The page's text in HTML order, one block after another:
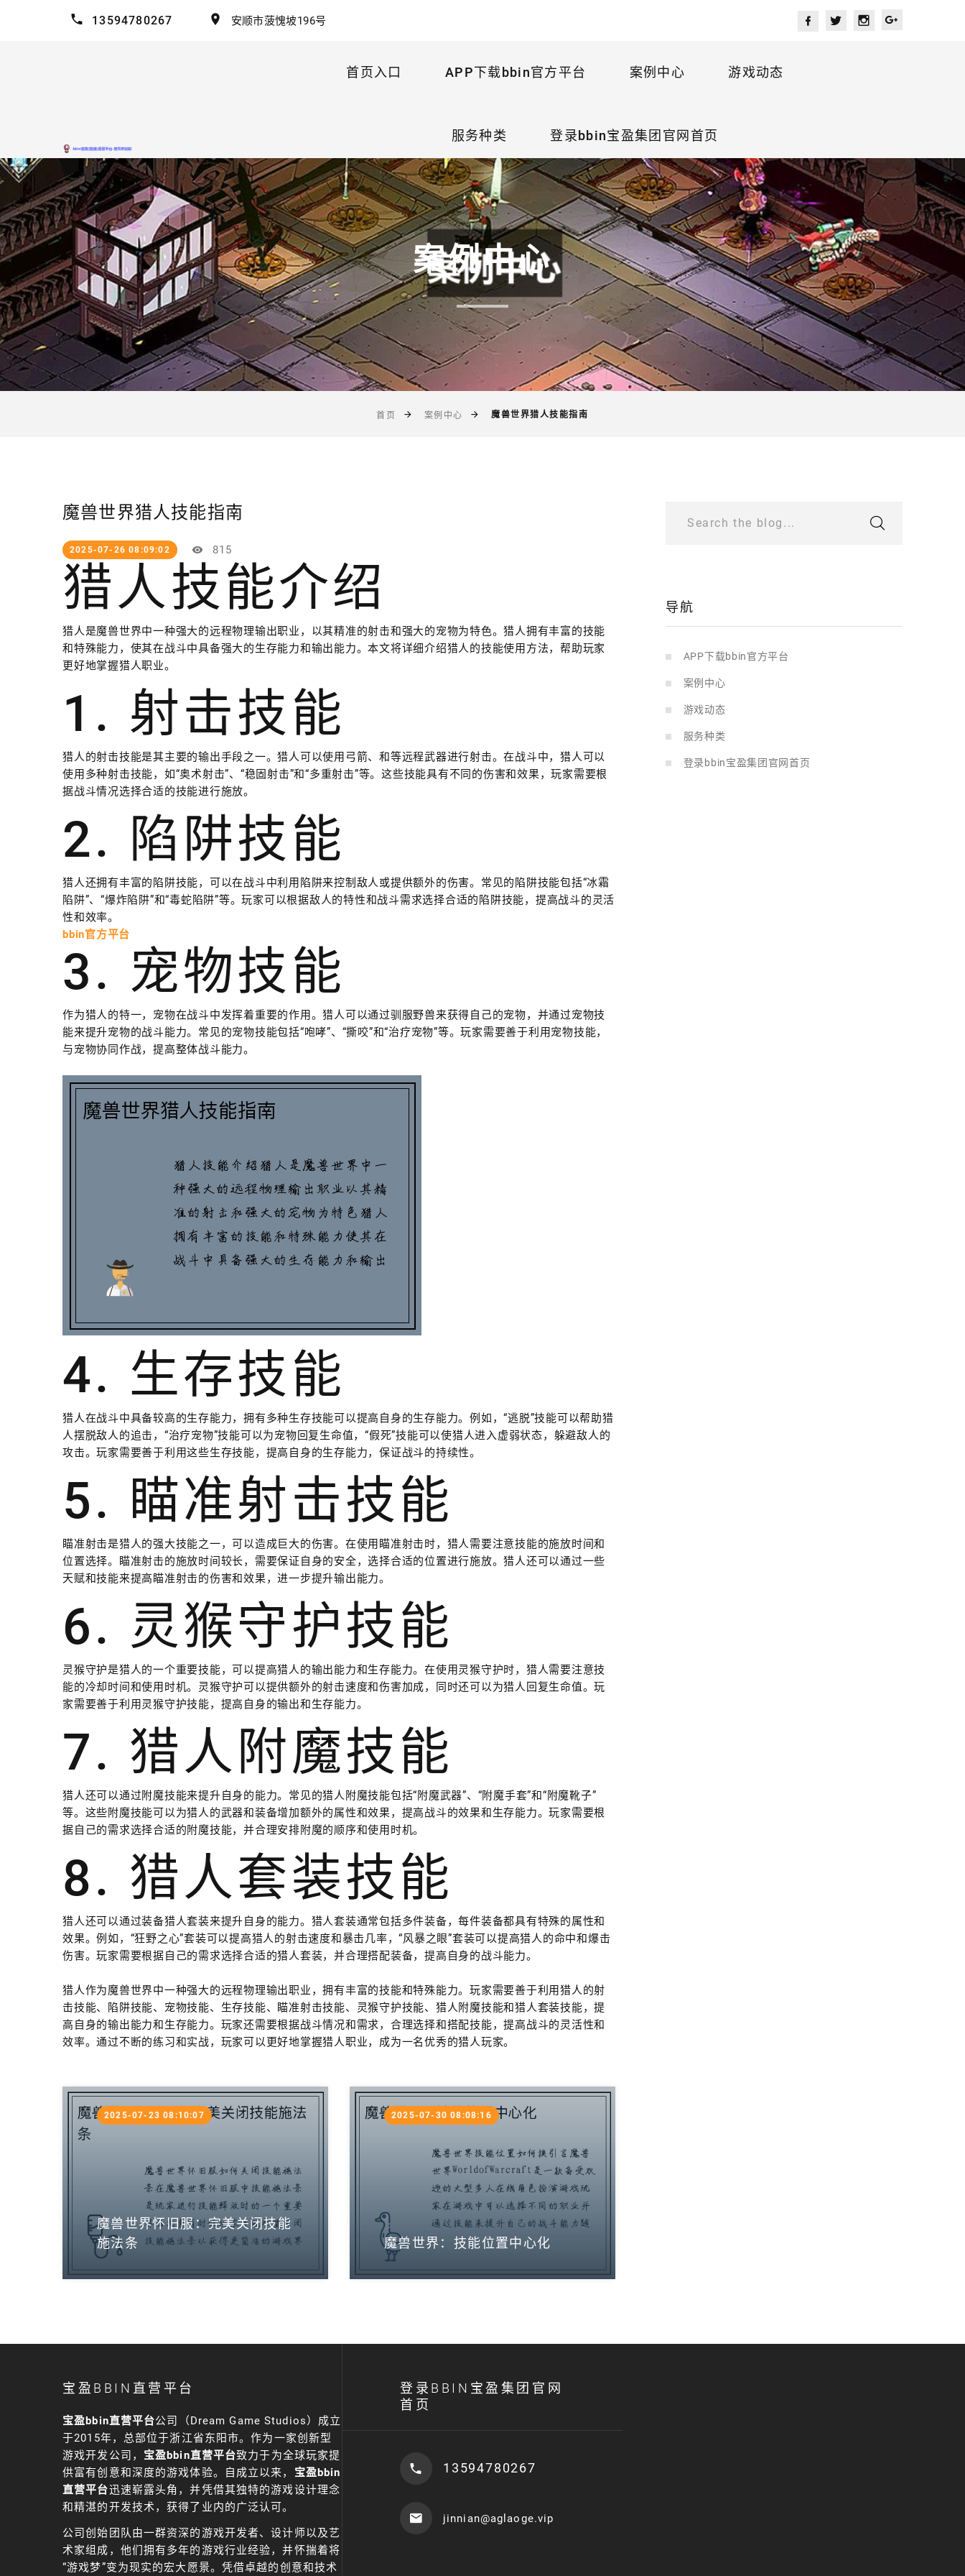
13594780267 安顺市菠愧坡196号
首页入口 APP下载bbin官方平台 案例中心 游戏动态
服务种类 登录bbin宝盈集团官网首页
案例中心
首页 案例中心 魔兽世界猎人技能指南
魔兽世界猎人技能指南
2025-07-26 08:09:02 815
猎人技能介绍
猎人是魔兽世界中一种强大的远程物理输出职业，以其精准的射击和强大的宠物为特色。猎人拥有丰富的技能
和特殊能力，使其在战斗中具备强大的生存能力和输出能力。本文将详细介绍猎人的技能使用方法，帮助玩家
更好地掌握猎人职业。
1. 射击技能
猎人的射击技能是其主要的输出手段之一。猎人可以使用弓箭、和等远程武器进行射击。在战斗中，猎人可以
使用多种射击技能，如“奥术射击”、“稳固射击”和“多重射击”等。这些技能具有不同的伤害和效果，玩家需要根
据战斗情况选择合适的技能进行施放。
2. 陷阱技能
猎人还拥有丰富的陷阱技能，可以在战斗中利用陷阱来控制敌人或提供额外的伤害。常见的陷阱技能包括“冰霜
陷阱”、“爆炸陷阱”和“毒蛇陷阱”等。玩家可以根据敌人的特性和战斗需求选择合适的陷阱技能，提高战斗的灵活
性和效率。
bbin官方平台
3. 宠物技能
作为猎人的特一，宠物在战斗中发挥着重要的作用。猎人可以通过驯服野兽来获得自己的宠物，并通过宠物技
能来提升宠物的战斗能力。常见的宠物技能包括“咆哮”、“撕咬”和“治疗宠物”等。玩家需要善于利用宠物技能，
与宠物协同作战，提高整体战斗能力。
4. 生存技能
猎人在战斗中具备较高的生存能力，拥有多种生存技能可以提高自身的生存能力。例如，“逃脱”技能可以帮助猎
人摆脱敌人的追击，“治疗宠物”技能可以为宠物回复生命值，“假死”技能可以使猎人进入虚弱状态，躲避敌人的
攻击。玩家需要善于利用这些生存技能，提高自身的生存能力，保证战斗的持续性。
5. 瞄准射击技能
瞄准射击是猎人的强大技能之一，可以造成巨大的伤害。在使用瞄准射击时，猎人需要注意技能的施放时间和
位置选择。瞄准射击的施放时间较长，需要保证自身的安全，选择合适的位置进行施放。猎人还可以通过一些
天赋和技能来提高瞄准射击的伤害和效果，进一步提升输出能力。
6. 灵猴守护技能
灵猴守护是猎人的一个重要技能，可以提高猎人的输出能力和生存能力。在使用灵猴守护时，猎人需要注意技
能的冷却时间和使用时机。灵猴守护可以提供额外的射击速度和伤害加成，同时还可以为猎人回复生命值。玩
家需要善于利用灵猴守护技能，提高自身的输出和生存能力。
7. 猎人附魔技能
猎人还可以通过附魔技能来提升自身的能力。常见的猎人附魔技能包括“附魔武器”、“附魔手套”和“附魔靴子”
等。这些附魔技能可以为猎人的武器和装备增加额外的属性和效果，提高战斗的效果和生存能力。玩家需要根
据自己的需求选择合适的附魔技能，并合理安排附魔的顺序和使用时机。
8. 猎人套装技能
猎人还可以通过装备猎人套装来提升自身的能力。猎人套装通常包括多件装备，每件装备都具有特殊的属性和
效果。例如，“狂野之心”套装可以提高猎人的射击速度和暴击几率，“风暴之眼”套装可以提高猎人的命中和爆击
伤害。玩家需要根据自己的需求选择合适的猎人套装，并合理搭配装备，提高自身的战斗能力。
猎人作为魔兽世界中一种强大的远程物理输出职业，拥有丰富的技能和特殊能力。玩家需要善于利用猎人的射
击技能、陷阱技能、宠物技能、生存技能、瞄准射击技能、灵猴守护技能、猎人附魔技能和猎人套装技能，提
高自身的输出能力和生存能力。玩家还需要根据战斗情况和需求，合理选择和搭配技能，提高战斗的灵活性和
效率。通过不断的练习和实战，玩家可以更好地掌握猎人职业，成为一名优秀的猎人玩家。
魔兽世界怀旧服：完美关闭技能
施法条
2025-07-23 08:10:07
魔兽世界：技能位置中心化
2025-07-30 08:08:16
Search the blog...
导航
APP下载bbin官方平台
案例中心
游戏动态
服务种类
登录bbin宝盈集团官网首页
宝盈BBIN直营平台
宝盈bbin直营平台公司（Dream Game Studios）成立
于2015年，总部位于浙江省东阳市。作为一家创新型
游戏开发公司， 宝盈bbin直营平台致力于为全球玩家提
供富有创意和深度的游戏体验。自成立以来， 宝盈bbin
直营平台迅速崭露头角，并凭借其独特的游戏设计理念
和精湛的开发技术，获得了业内的广泛认可。
公司创始团队由一群资深的游戏开发者、设计师以及艺
术家组成，他们拥有多年的游戏行业经验，并怀揣着将
“游戏梦”变为现实的宏大愿景。凭借卓越的创意和技术
登录BBIN宝盈集团官网
首页
13594780267
jinnian@aglaoge.vip